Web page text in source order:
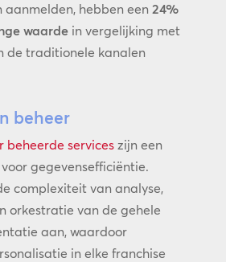
aanmelden, hebben een 24%
waardein vergelijking met
de traditionele kanalen
beheer
beheerde serviceszijn een
gegevensefficiëntie.
complexiteit van analyse,
orkestratie van de gehele
aan, waardoor
in elke franchise